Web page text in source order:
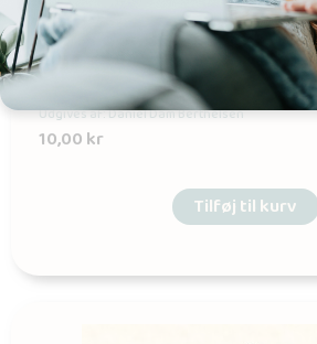
Faglig læsning (statistik)
Udgives af: Daniel Dam Berthelsen
10,00kr
Tilføj til kurv